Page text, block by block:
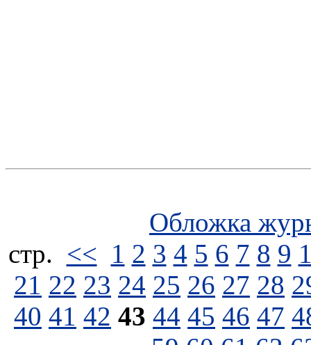
Обложка
стp. << 1 2 3 4 5 6 7 8 9
21 22 23 24 25 26 27 28
40 41 42 43 44 45 46 47